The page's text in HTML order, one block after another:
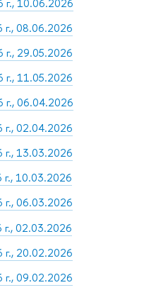
08.06.2026
29.05.2026
11.05.2026
06.04.2026
02.04.2026
13.03.2026
10.03.2026
06.03.2026
02.03.2026
20.02.2026
09.02.2026